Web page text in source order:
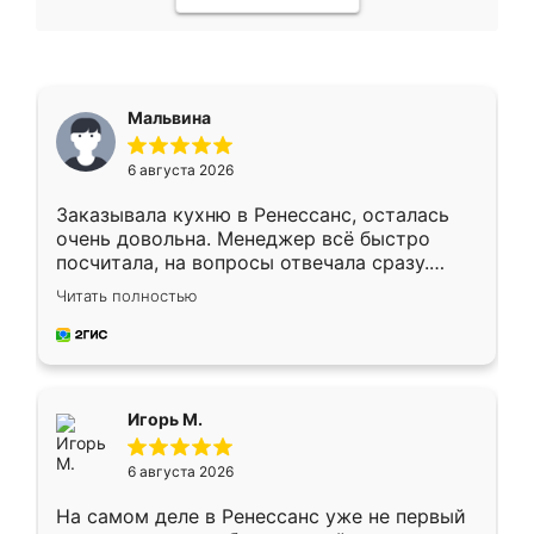
Мальвина
6 августа 2026
Заказывала кухню в Ренессанс, осталась
очень довольна. Менеджер всё быстро
посчитала, на вопросы отвечала сразу.
Замерщик приехал в субботу, подошёл к
делу со всей ответственностью. Собрали
за день, ребята работали аккуратно, даже
Читать полностью
Игорь М.
6 августа 2026
На самом деле в Ренессанс уже не первый